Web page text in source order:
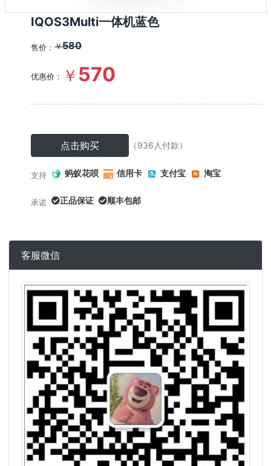
IQOS3Multi一体机蓝色
售价：￥580
优惠价： ￥ 570
点击购买 （936人付款）
支持 蚂蚁花呗 信用卡 支付宝 淘宝
承诺 正品保证 顺丰包邮
客服微信